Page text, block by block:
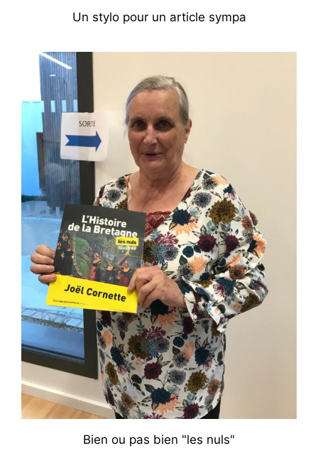
Un stylo pour un article sympa
Bien ou pas bien "les nuls"